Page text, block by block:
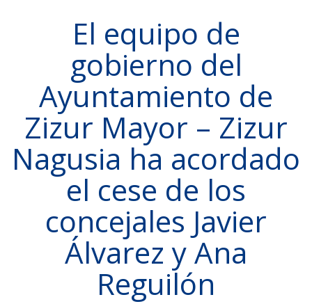
El equipo de
gobierno del
Ayuntamiento de
Zizur Mayor – Zizur
Nagusia ha acordado
el cese de los
concejales Javier
Álvarez y Ana
Reguilón